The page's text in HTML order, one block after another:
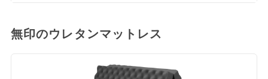
無印のウレタンマットレス